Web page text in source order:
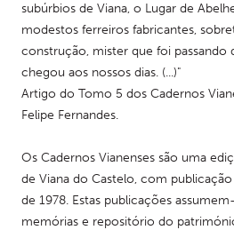
subúrbios de Viana, o Lugar de
modestos ferreiros fabricantes,
construção, mister que foi passando
chegou aos nossos dias. (...)"
Artigo do Tomo 5 dos Cadernos
Felipe Fernandes.
Os Cadernos Vianenses são uma
de Viana do Castelo, com
de 1978. Estas publicações
memórias e repositório do